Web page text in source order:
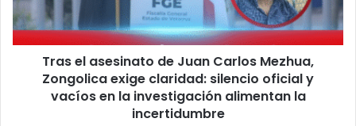
Mezhua,
Zongolica
exige
claridad:
silencio
Tras el asesinato de Juan Carlos Mezhua,
Zongolica exige claridad: silencio oficial y
vacíos en la investigación alimentan la
incertidumbre